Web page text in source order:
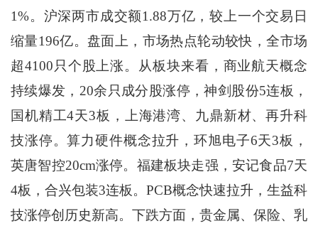
1%。沪深两市成交额1.88万亿，较上一个交易日
缩量196亿。盘面上，市场热点轮动较快，全市场
超4100只个股上涨。从板块来看，商业航天概念
持续爆发，20余只成分股涨停，神剑股份5连板，
国机精工4天3板，上海港湾、九鼎新材、再升科
技涨停。算力硬件概念拉升，环旭电子6天3板，
英唐智控20cm涨停。福建板块走强，安记食品7天
4板，合兴包装3连板。PCB概念快速拉升，生益科
技涨停创历史新高。下跌方面，贵金属、保险、乳